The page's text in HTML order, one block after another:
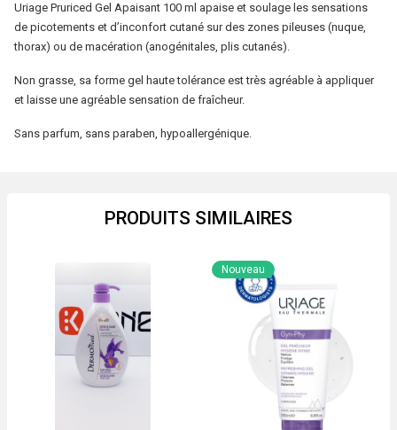
Uriage Pruriced Gel Apaisant 100 ml apaise et soulage les sensations
de picotements et d’inconfort cutané sur des zones pileuses (nuque,
thorax) ou de macération (anogénitales, plis cutanés).
Non grasse, sa forme gel haute tolérance est très agréable à appliquer
et laisse une agréable sensation de fraîcheur.
Sans parfum, sans paraben, hypoallergénique.
PRODUITS SIMILAIRES
Nouveau